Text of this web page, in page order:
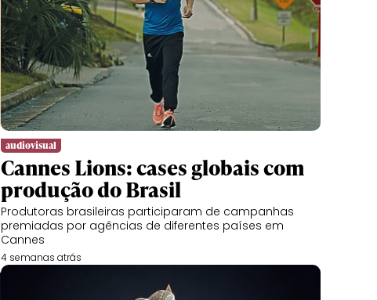
audiovisual
Cannes Lions: cases globais com
produção do Brasil
Produtoras brasileiras participaram de campanhas
premiadas por agências de diferentes países em
Cannes
4 semanas atrás